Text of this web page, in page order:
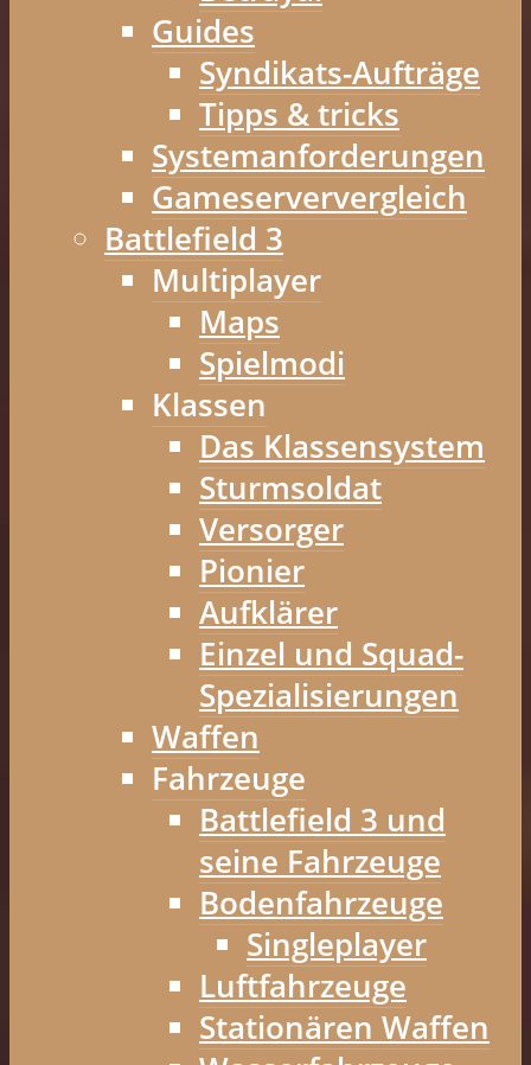
Guides
Syndikats-Aufträge
Tipps & tricks
Systemanforderungen
Gameserververgleich
Battlefield 3
Multiplayer
Maps
Spielmodi
Klassen
Das Klassensystem
Sturmsoldat
Versorger
Pionier
Aufklärer
Einzel und Squad-
Spezialisierungen
Waffen
Fahrzeuge
Battlefield 3 und
seine Fahrzeuge
Bodenfahrzeuge
Singleplayer
Luftfahrzeuge
Stationären Waffen